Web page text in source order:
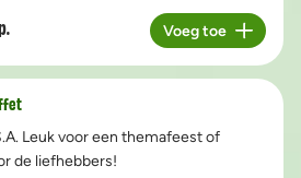
Aantal
Voeg toe
Leuk voor een themafeest of
de liefhebbers!